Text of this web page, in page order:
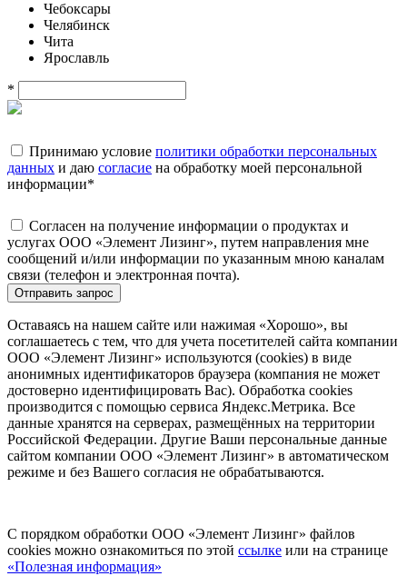
Чебоксары
Челябинск
Чита
Ярославль
*
Принимаю условие политики обработки персональных
данных и даю согласие на обработку моей персональной
информации*
Согласен на получение информации о продуктах и
услугах ООО «Элемент Лизинг», путем направления мне
сообщений и/или информации по указанным мною каналам
связи (телефон и электронная почта).
Отправить запрос
Оставаясь на нашем сайте или нажимая «Хорошо», вы
соглашаетесь с тем, что для учета посетителей сайта компании
ООО «Элемент Лизинг» используются (cookies) в виде
анонимных идентификаторов браузера (компания не может
достоверно идентифицировать Вас). Обработка cookies
производится с помощью сервиса Яндекс.Метрика. Все
данные хранятся на серверах, размещённых на территории
Российской Федерации. Другие Ваши персональные данные
сайтом компании ООО «Элемент Лизинг» в автоматическом
режиме и без Вашего согласия не обрабатываются.
С порядком обработки ООО «Элемент Лизинг» файлов
cookies можно ознакомиться по этой ссылке или на странице
«Полезная информация»